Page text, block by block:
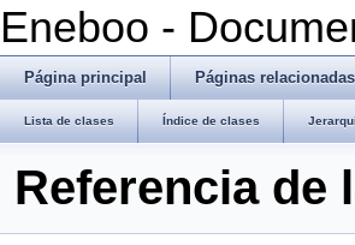
Eneboo -
Página principal Páginas relacionadas
Lista de clases Índice de clases
Referencia de